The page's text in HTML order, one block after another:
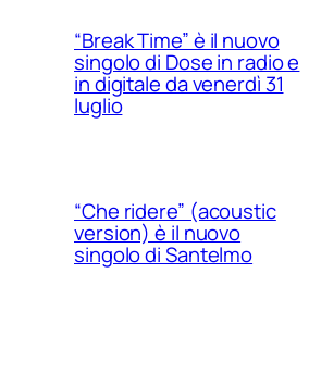
“Break Time” è il nuovo
singolo di Dose in radio e
in digitale da venerdì 31
luglio
“Che ridere” (acoustic
version) è il nuovo
singolo di Santelmo